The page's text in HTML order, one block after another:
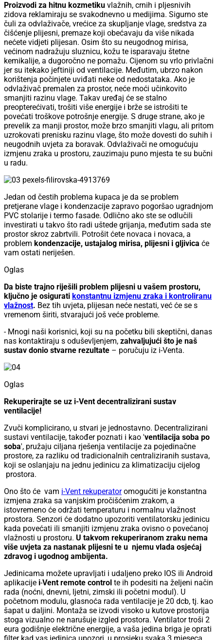
Proizvodi za hitnu kozmetiku vlažnih, crnih i pljesnivih
zidova reklamiraju se svakodnevno u medijima. Sigurno ste
čuli za odvlaživače, vrećice za skupljanje vlage, sredstva za
čišćenje plijesni, premaze koji obećavaju da više nikada
nećete vidjeti plijesan. Osim što su neugodnog mirisa,
većinom nadražuju sluznicu, kožu te isparavaju štetne
kemikalije, a dugoročno ne pomažu. Cijenom su vrlo privlačni
jer su itekako jeftiniji od ventilacije. Međutim, ubrzo nakon
korištenja počinjete uviđati neke od nedostataka. Ako je
odvlaživač premalen za prostor, neće moći učinkovito
smanjiti razinu vlage. Takav uređaj će se stalno
preopterećivati, trošiti više energije i brže se istrošiti te
povećati troškove potrošnje energije. S druge strane, ako je
prevelik za manji prostor, može brzo smanjiti vlagu, ali pritom
uzrokovati prenisku razinu vlage, što može dovesti do suhih i
neugodnih uvjeta za boravak. Odvlaživači ne omogućuju
izmjenu zraka u prostoru, zauzimaju puno mjesta te su bučni
u radu.
Jedan od čestih problema kupaca je da se problem
pretjerane vlage i kondenzacije zapravo pogoršao ugradnjom
PVC stolarije i termo fasade. Odlično ako ste se odlučili
investirati u takvo što radi uštede grijanja, međutim sada ste
prostor skroz zabrtvili. Potrošit ćete novaca i novaca, a
problem kondenzacije, ustajalog mirisa, plijesni i gljivica će
vam ostati neriješen.
Oglas
Da biste trajno riješili problem plijesni u vašem prostoru,
ključno je osigurati konstantnu izmjenu zraka i kontroliranu
vlažnost. Bez tih uvjeta, plijesan neće nestati, već će se s
vremenom širiti, stvarajući još veće probleme.
- Mnogi naši korisnici, koji su na početku bili skeptični, danas
nas kontaktiraju s oduševljenjem, zahvaljujući što je naš
sustav donio stvarne rezultate – poručuju iz i-Venta.
Oglas
Rekuperirajte se uz i-Vent decentralizirani sustav
ventilacije!
Zvuči komplicirano, u stvari je jednostavno. Decentralizirani
sustavi ventilacije, također poznati i kao 'ventilacija soba po
soba', pružaju ciljana rješenja ventilacije za pojedinačne
prostore, za razliku od tradicionalnih centraliziranih sustava,
koji se oslanjaju na jednu jedinicu za klimatizaciju cijelog
prostora.
Ono što će vam i-Vent rekuperatoromogućiti je konstantna
izmjena zraka sa vanjskim pročišćenim zrakom, a
istovremeno će održati temperaturu i normalnu vlažnost
prostora. Senzori će dodatno upozoriti ventilatorsku jedinicu
kada povećati ili smanjiti izmjenu zraka ovisno o povećanoj
vlažnosti u prostoru. U takvom rekuperiranom zraku nema
više uvjeta za nastanak plijesni te u njemu vlada osjećaj
zdravog i ugodnog ambijenta.
Jedinicama možete upravljati i udaljeno preko IOS ili Android
aplikacije i-Vent remote control te ih podesiti na željeni način
rada (noćni, dnevni, ljetni, zimski ili početni modul). U
početnom modulu, glasnoća rada ventilacije je 20 dcb, tj. kao
šapat u daljini. Montaža se izvodi visoko u kutove prostorija
stoga vizualno ne narušuje izgled prostora. Ventilator troši 2
eura godišnje električne energije, a vaša jedina briga je oprati